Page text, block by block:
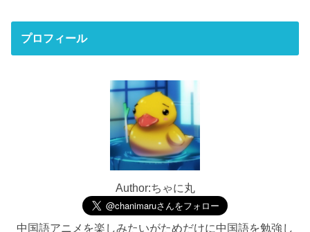
プロフィール
Author:ちゃに丸
中国語アニメを楽しみたいがためだけに中国語を勉強し